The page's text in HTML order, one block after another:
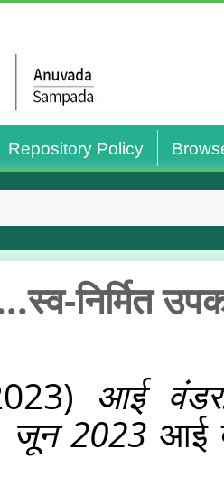
Repository Policy
निर्मित
आई
जून 2023 आई